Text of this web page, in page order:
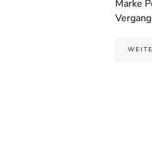
Marke